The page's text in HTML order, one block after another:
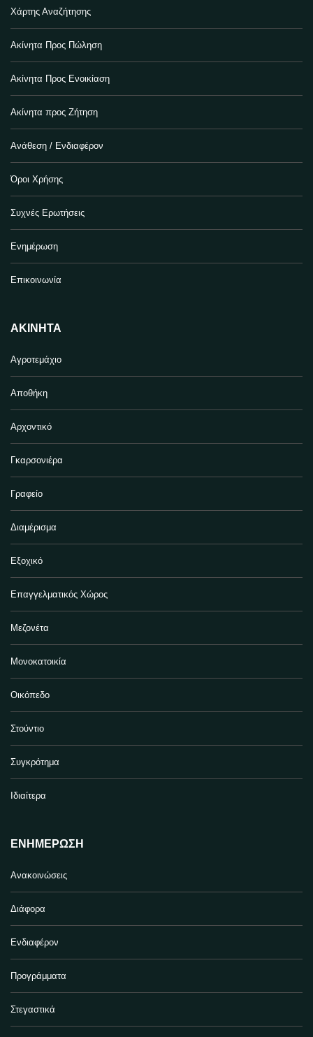
Χάρτης Αναζήτησης
Ακίνητα Προς Πώληση
Ακίνητα Προς Ενοικίαση
Ακίνητα προς Ζήτηση
Ανάθεση / Ενδιαφέρον
Όροι Χρήσης
Συχνές Ερωτήσεις
Ενημέρωση
Επικοινωνία
ΑΚΊΝΗΤΑ
Αγροτεμάχιο
Αποθήκη
Αρχοντικό
Γκαρσονιέρα
Γραφείο
Διαμέρισμα
Εξοχικό
Επαγγελματικός Χώρος
Μεζονέτα
Μονοκατοικία
Οικόπεδο
Στούντιο
Συγκρότημα
Ιδιαίτερα
ΕΝΗΜΈΡΩΣΗ
Ανακοινώσεις
Διάφορα
Ενδιαφέρον
Προγράμματα
Στεγαστικά